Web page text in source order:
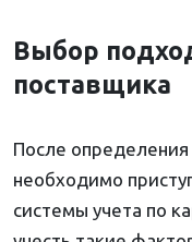
Выбор
поставщика
После
необходимо
системы учета по